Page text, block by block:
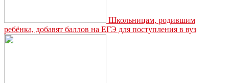
Школьницам, родившим
ребёнка, добавят баллов на ЕГЭ для поступления в вуз